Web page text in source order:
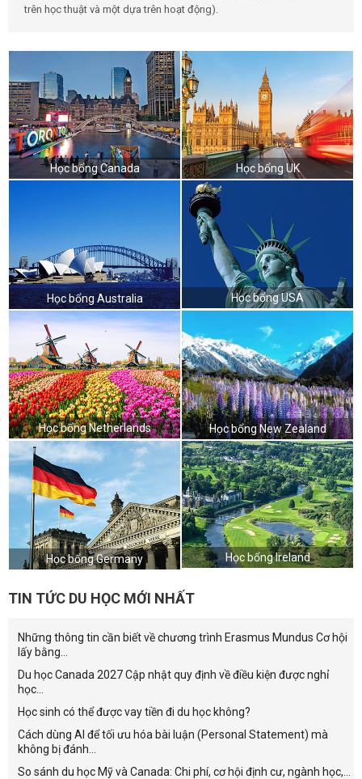
trên học thuật và một dựa trên hoạt động).
Học bổng Canada Học bổng UK
Học bổng Australia Học bổng USA
Học bổng Netherlands Học bổng New Zealand
Học bổng Germany Học bổng Ireland
TIN TỨC DU HỌC MỚI NHẤT
Những thông tin cần biết về chương trình Erasmus Mundus Cơ hội
lấy bằng...
Du học Canada 2027 Cập nhật quy định về điều kiện được nghỉ
học...
Học sinh có thể được vay tiền đi du học không?
Cách dùng AI để tối ưu hóa bài luận (Personal Statement) mà
không bị đánh...
So sánh du học Mỹ và Canada: Chi phí, cơ hội định cư, ngành học,...